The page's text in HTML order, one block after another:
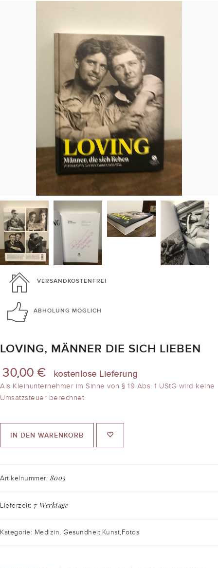
VERSANDKOSTENFREI
ABHOLUNG MÖGLICH
LOVING, MÄNNER DIE SICH LIEBEN
30,00 € kostenlose Lieferung
Als Kleinunternehmer im Sinne von § 19 Abs. 1 UStG wird keine
Umsatzsteuer berechnet.
IN DEN WARENKORB
Artikelnummer: 8003
Lieferzeit: 7 Werktage
Kategorie: Medizin, Gesundheit,Kunst,Fotos